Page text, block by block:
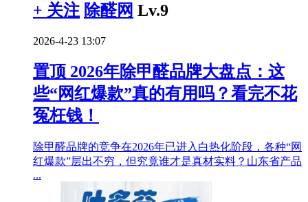
+ 关注 除醛网 Lv.9
2026-4-23 13:07
置顶 2026年除甲醛品牌大盘点：这
些“网红爆款”真的有用吗？看完不花
冤枉钱！
除甲醛品牌的竞争在2026年已进入白热化阶段，各种“网
红爆款”层出不穷，但究竟谁才是真材实料？山东省产品
...